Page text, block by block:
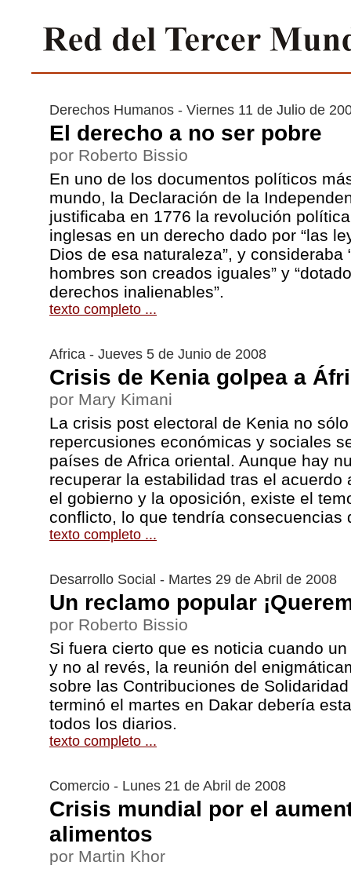
Derechos Humanos - Viernes 11 de Julio de
El derecho a no ser pobre
por Roberto Bissio
En uno de los documentos políticos
mundo, la Declaración de la
justificaba en 1776 la revolución
inglesas en un derecho dado por “las
Dios de esa naturaleza”, y consideraba
hombres son creados iguales” y
derechos inalienables”.
texto completo ...
Africa - Jueves 5 de Junio de 2008
Crisis de Kenia golpea a
por Mary Kimani
La crisis post electoral de Kenia no
repercusiones económicas y sociales
países de Africa oriental. Aunque hay
recuperar la estabilidad tras el acuerdo
el gobierno y la oposición, existe el
conflicto, lo que tendría consecuencias
texto completo ...
Desarrollo Social - Martes 29 de Abril de 2008
Un reclamo popular
por Roberto Bissio
Si fuera cierto que es noticia cuando
y no al revés, la reunión del
sobre las Contribuciones de
terminó el martes en Dakar debería
todos los diarios.
texto completo ...
Comercio - Lunes 21 de Abril de 2008
Crisis mundial por el
alimentos
por Martin Khor